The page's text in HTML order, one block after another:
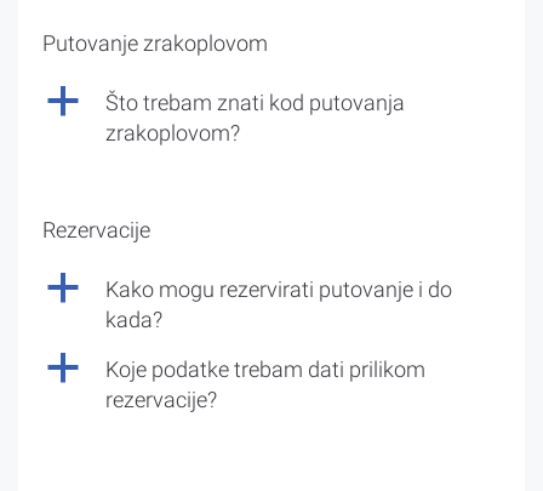
Putovanje zrakoplovom
a
Što trebam znati kod putovanja
zrakoplovom?
Rezervacije
a
Kako mogu rezervirati putovanje i do
kada?
a
Koje podatke trebam dati prilikom
rezervacije?